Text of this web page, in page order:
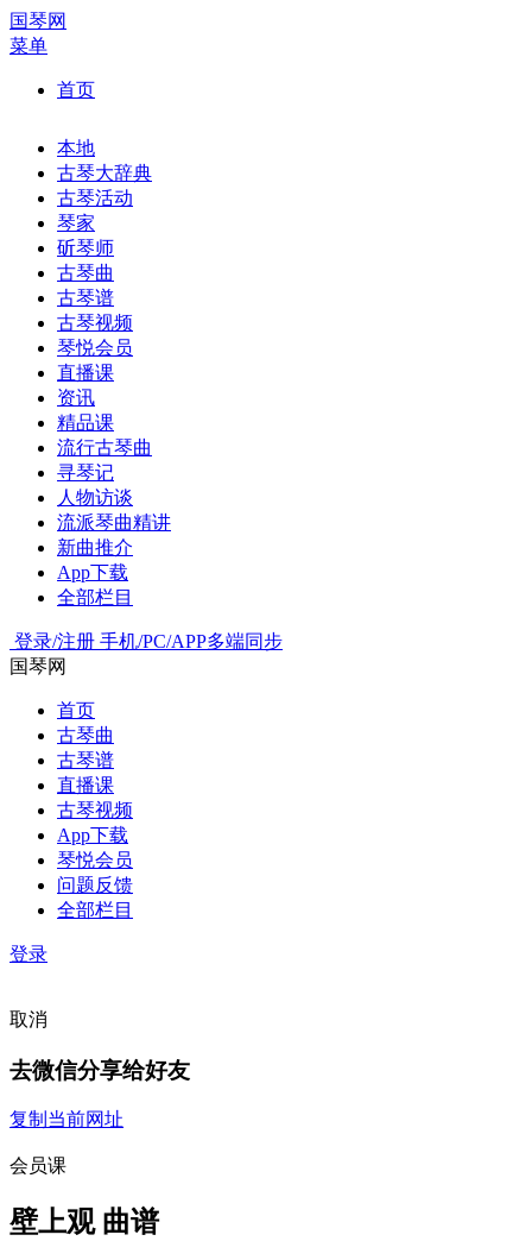
国琴网
菜单
首页
本地
古琴大辞典
古琴活动
琴家
斫琴师
古琴曲
古琴谱
古琴视频
琴悦会员
直播课
资讯
精品课
流行古琴曲
寻琴记
人物访谈
流派琴曲精讲
新曲推介
App下载
全部栏目
登录/注册 手机/PC/APP多端同步
国琴网
首页
古琴曲
古琴谱
直播课
古琴视频
App下载
琴悦会员
问题反馈
全部栏目
登录
取消
去微信分享给好友
复制当前网址
会员课
壁上观 曲谱